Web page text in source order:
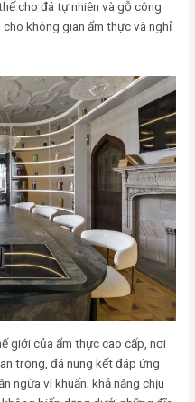
cho đá tự nhiên và gỗ công
không gian ẩm thực và nghỉ
giới của ẩm thực cao cấp, nơi
trọng, đá nung kết đáp ứng
ngừa vi khuẩn; khả năng chịu